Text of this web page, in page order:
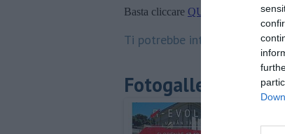
Basta cliccare QUI
Ti potrebbe interessare anche:
Fotogallery